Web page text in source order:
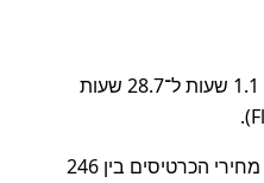
משך הטיסה נמשך לרוב בין 1.1 שעות ל־28.7 שעות
ב־365 הימים האחרונים נעו מחירי הכרטיסים בין 246